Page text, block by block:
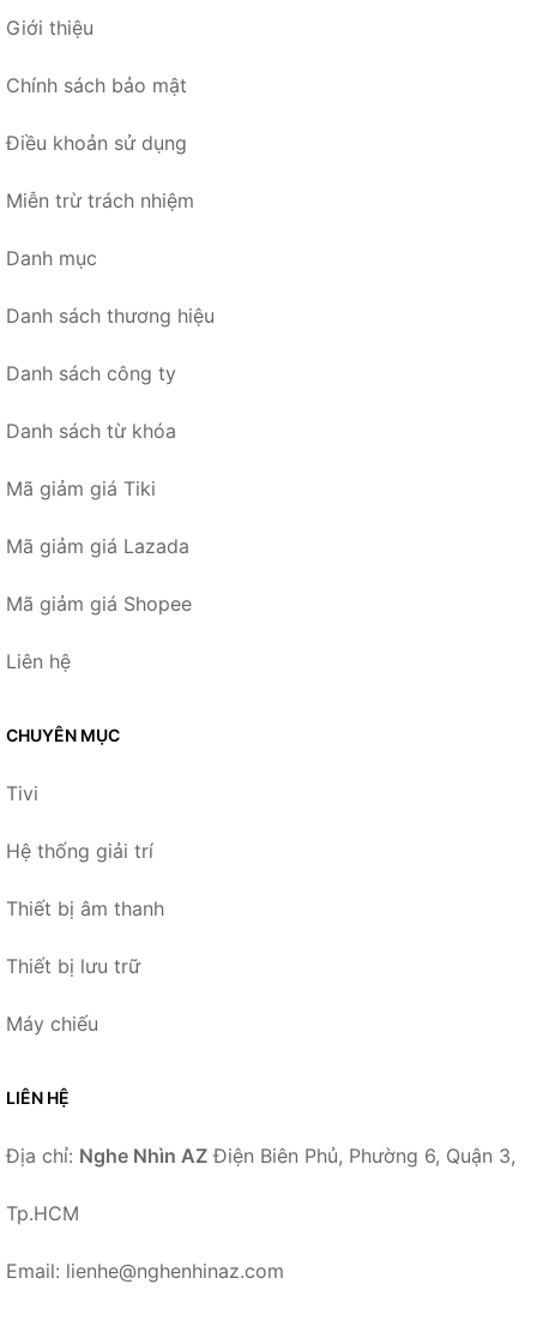
Giới thiệu
Chính sách bảo mật
Điều khoản sử dụng
Miễn trừ trách nhiệm
Danh mục
Danh sách thương hiệu
Danh sách công ty
Danh sách từ khóa
Mã giảm giá Tiki
Mã giảm giá Lazada
Mã giảm giá Shopee
Liên hệ
CHUYÊN MỤC
Tivi
Hệ thống giải trí
Thiết bị âm thanh
Thiết bị lưu trữ
Máy chiếu
LIÊN HỆ
Địa chỉ: Nghe Nhìn AZ Điện Biên Phủ, Phường 6, Quận 3,
Tp.HCM
Email: lienhe@nghenhinaz.com